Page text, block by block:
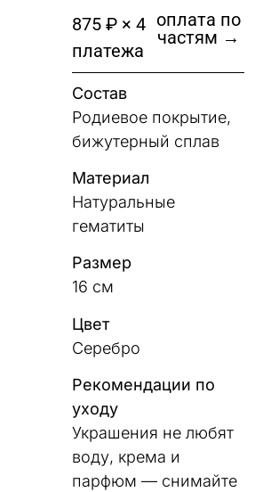
875 ₽ × 4
платежа
оплата по
частям →
Состав
Родиевое покрытие,
бижутерный сплав
Материал
Натуральные
гематиты
Размер
16 см
Цвет
Серебро
Рекомендации по
уходу
Украшения не любят
воду, крема и
парфюм — снимайте